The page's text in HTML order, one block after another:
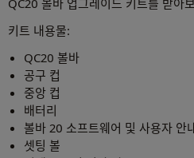
키트 내용물:
QC20 볼바
공구 컵
중앙 컵
배터리
볼바 20 소프트웨어 및 사용자 안
셋팅 볼